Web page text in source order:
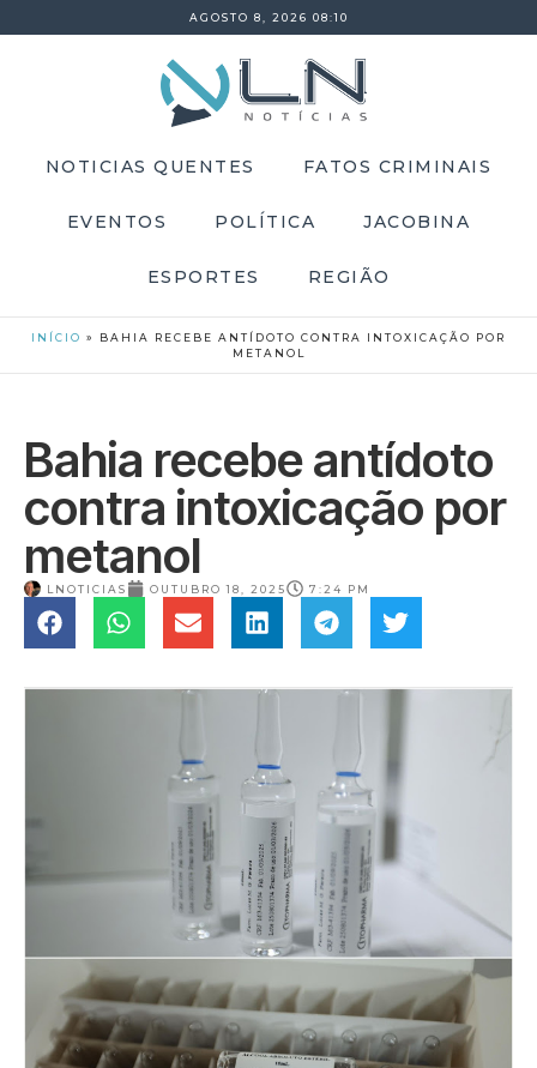
AGOSTO 8, 2026 08:10
NOTICIAS QUENTES FATOS CRIMINAIS
EVENTOS POLÍTICA JACOBINA
ESPORTES REGIÃO
INÍCIO » BAHIA RECEBE ANTÍDOTO CONTRA INTOXICAÇÃO POR
METANOL
Bahia recebe antídoto
contra intoxicação por
metanol
LNOTICIAS OUTUBRO 18, 2025 7:24 PM